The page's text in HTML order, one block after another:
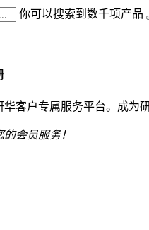
你可以搜索到数千项产品
华客户专属服务平台。成为
会员服务！